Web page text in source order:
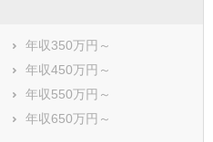
年収350万円～
年収450万円～
年収550万円～
年収650万円～